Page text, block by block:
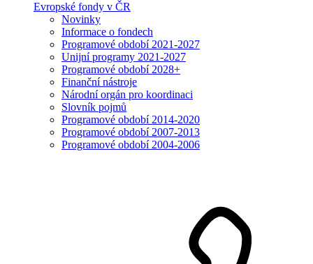
Evropské fondy v ČR
Novinky
Informace o fondech
Programové období 2021-2027
Unijní programy 2021-2027
Programové období 2028+
Finanční nástroje
Národní orgán pro koordinaci
Slovník pojmů
Programové období 2014-2020
Programové období 2007-2013
Programové období 2004-2006